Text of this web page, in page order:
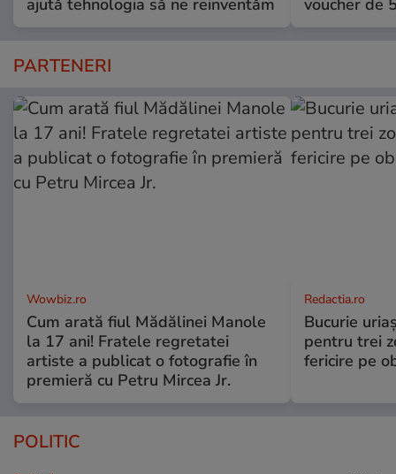
ajută tehnologia să ne reinventăm
voucher de
PARTENERI
Wowbiz.ro
Cum arată fiul Mădălinei Manole
la 17 ani! Fratele regretatei
artiste a publicat o fotografie în
premieră cu Petru Mircea Jr.
Redactia.ro
Bucurie
pentru trei
fericire pe
POLITIC